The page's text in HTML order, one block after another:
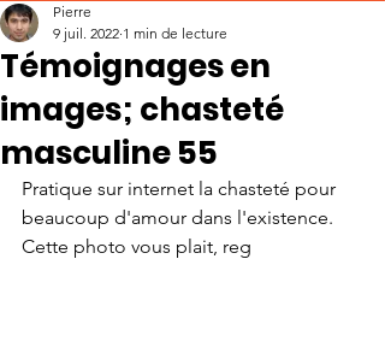
Témoignages en
images; chasteté
masculine 55
Pierre
9 juil. 2022 1 min de lecture
Pratique sur internet la chasteté pour
beaucoup d'amour dans l'existence.
Cette photo vous plait, reg